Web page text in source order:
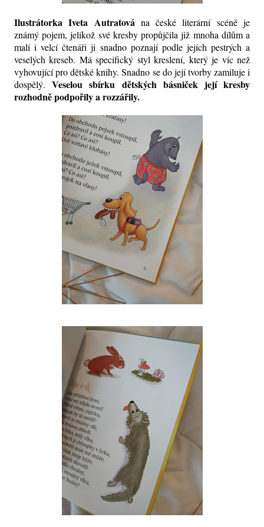
Ilustrátorka Iveta Autratová na české literární scéně je
známý pojem, jelikož své kresby propůjčila již mnoha dílům a
malí i velcí čtenáři ji snadno poznají podle jejích pestrých a
veselých kreseb. Má specifický styl kreslení, který je víc než
vyhovující pro dětské knihy. Snadno se do její tvorby zamiluje i
dospělý.Veselou sbírku dětských básniček její kresby
rozhodně podpořily a rozzářily.